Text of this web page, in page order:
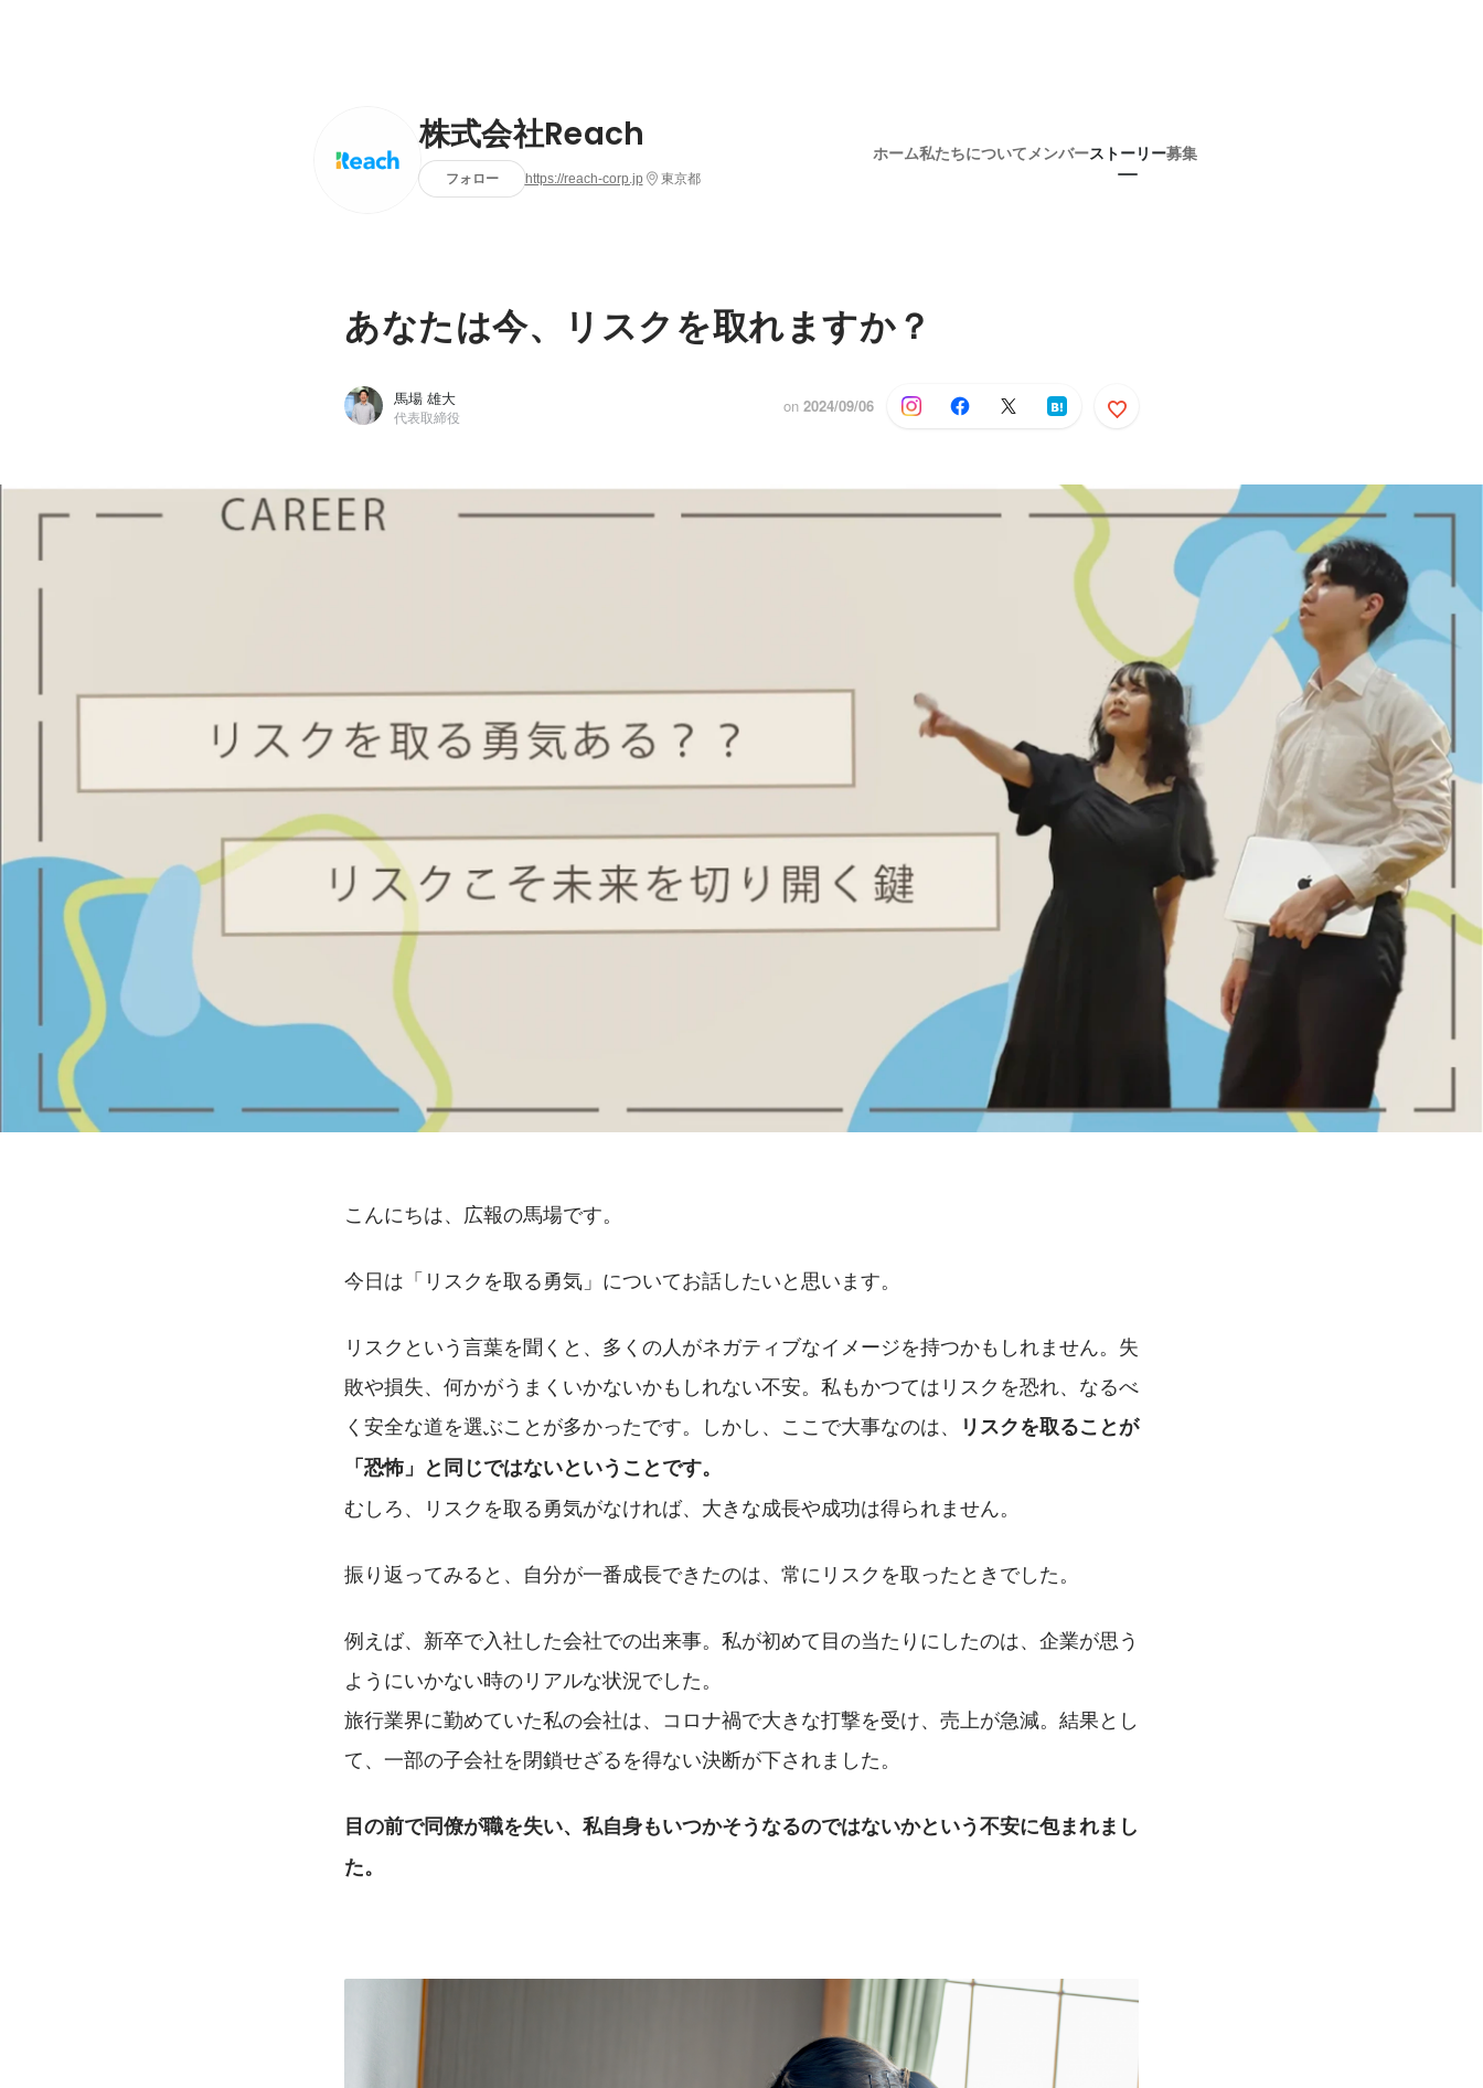
株式会社Reach
フォロー https://reach-corp.jp 東京都
ホーム私たちについて メンバーストーリー募集
あなたは今、リスクを取れますか？
馬場 雄大
代表取締役
on 2024/09/06
こんにちは、広報の馬場です。
今日は「リスクを取る勇気」についてお話したいと思います。
リスクという言葉を聞くと、多くの人がネガティブなイメージを持つかもしれません。失
敗や損失、何かがうまくいかないかもしれない不安。私もかつてはリスクを恐れ、なるべ
く安全な道を選ぶことが多かったです。しかし、ここで大事なのは、
リスクを取ることが
「恐怖」と同じではないということです。
むしろ、リスクを取る勇気がなければ、大きな成長や成功は得られません。
振り返ってみると、自分が一番成長できたのは、常にリスクを取ったときでした。
例えば、新卒で入社した会社での出来事。私が初めて目の当たりにしたのは、企業が思う
ようにいかない時のリアルな状況でした。
旅行業界に勤めていた私の会社は、コロナ禍で大きな打撃を受け、売上が急減。結果とし
て、一部の子会社を閉鎖せざるを得ない決断が下されました。
目の前で同僚が職を失い、私自身もいつかそうなるのではないかという不安に包まれまし
た。
株式会社Reach / 代表取締役